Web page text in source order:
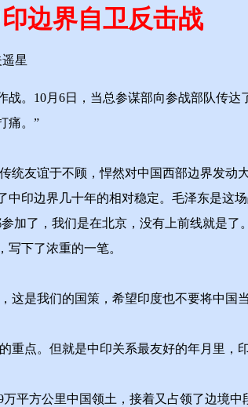
边界自卫反击战
星
10月6日，当总参谋部向参战部队传达
痛。”
谊于不顾，悍然对中国西部边界发动
印边界几十年的相对稳定。毛泽东是这
了，我们是在北京，没有上前线就是了
下了浓重的一笔。
是我们的国策，希望印度也不要将中国
。但就是中印关系最友好的年月里，印
方公里中国领土，接着又占领了边境中